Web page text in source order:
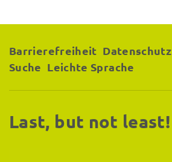
Barrierefreiheit Datenschutz
Suche Leichte Sprache
Last, but not least!